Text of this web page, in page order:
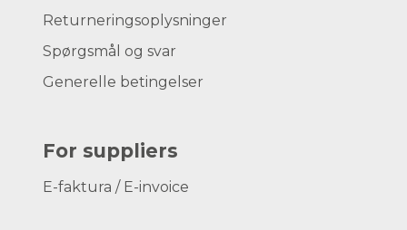
Returneringsoplysninger
Spørgsmål og svar
Generelle betingelser
For suppliers
E-faktura / E-invoice